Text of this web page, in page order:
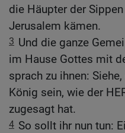
die Häupter der
Jerusalem kämen.
3 Und die ganze
im Hause Gottes mit
sprach zu ihnen:
König sein, wie der
zugesagt hat.
4 So sollt ihr nun tun: